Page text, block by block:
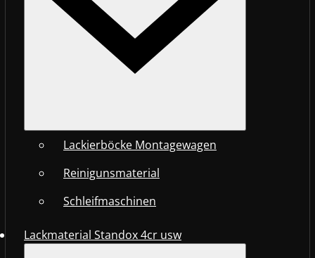
Lackierböcke Montagewagen
Reinigunsmaterial
Schleifmaschinen
Lackmaterial Standox 4cr usw